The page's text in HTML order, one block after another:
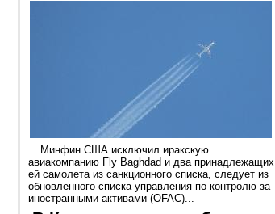
Минфин США исключил иракскую
авиакомпанию Fly Baghdad и два принадлежащих
ей самолета из санкционного списка, следует из
обновленного списка управления по контролю за
иностранными активами (OFAC)...